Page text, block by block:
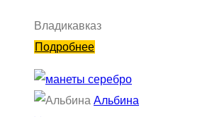
Владикавказ
Подробнее
Альбина